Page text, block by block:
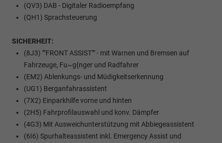
(QV3) DAB - Digitaler Radioempfang
(QH1) Sprachsteuerung
SICHERHEIT:
(8J3) ""FRONT ASSIST"" - mit Warnen und Bremsen auf
Fahrzeuge, Fu~g{nger und Radfahrer
(EM2) Ablenkungs- und Müdigkeitserkennung
(UG1) Berganfahrassistent
(7X2) Einparkhilfe vorne und hinten
(2H5) Fahrprofilauswahl und konv. Dämpfer
(4G3) Mit Ausweichunterstützung mit Abbiegeassistent
(6I6) Spurhalteassistent inkl. Emergency Assist und